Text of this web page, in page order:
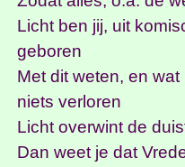
Licht ben jij, uit
geboren
Met dit weten, en
niets verloren
Licht overwint de
Dan weet je dat